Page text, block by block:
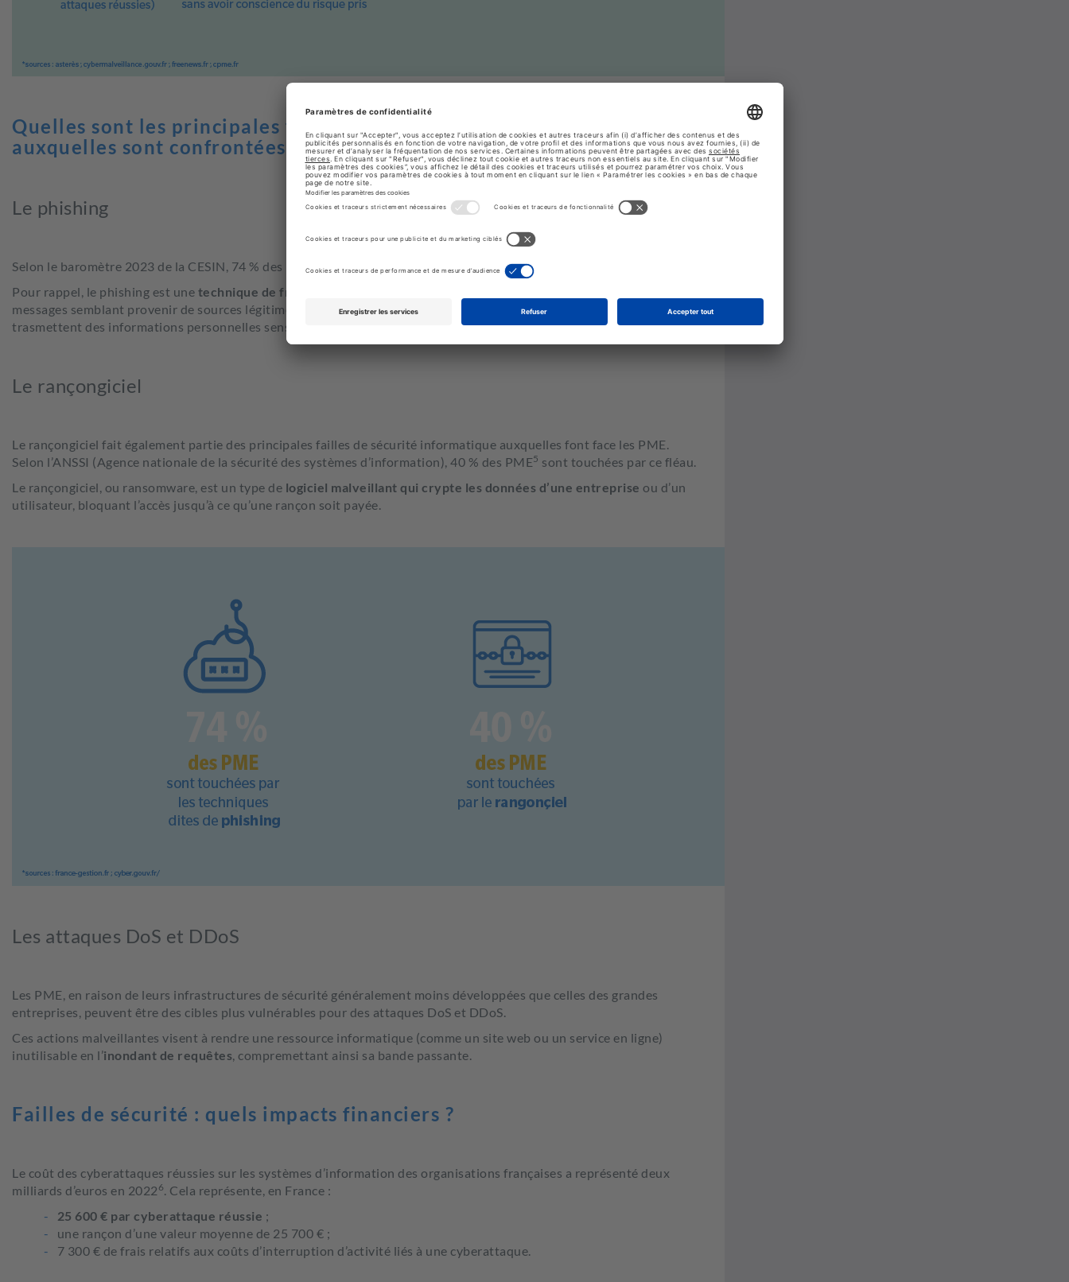
Quelles sont les principales failles de sécurité informatique
auxquelles sont confrontées les PME ?
Le phishing
Selon le baromètre 2023 de la CESIN, 74 % des PME sont touchées par les techniques dites de phishing.
Pour rappel, le phishing est une technique de fraude en ligne.
messages semblant provenir de sources légitimes et/ou fiables dans le but de
tromper les destinataires
pour qu’ils
trasmettent des informations personnelles sensibles.
Le rançongiciel
Le rançongiciel fait également partie des principales failles de sécurité informatique auxquelles font face les PME.
Selon l’ANSSI (Agence nationale de la sécurité des systèmes d’information), 40 % des PME5 sont touchées par ce fléau.
Le rançongiciel, ou ransomware, est un type de logiciel malveillant qui crypte les données d’une entreprise ou d’un
utilisateur, bloquant l’accès jusqu’à ce qu’une rançon soit payée.
Les attaques DoS et DDoS
Les PME, en raison de leurs infrastructures de sécurité généralement moins développées que celles des grandes
entreprises, peuvent être des cibles plus vulnérables pour des attaques DoS et DDoS.
Ces actions malveillantes visent à rendre une ressource informatique (comme un site web ou un service en ligne)
inutilisable en l’inondant de requêtes, compremettant ainsi sa bande passante.
Failles de sécurité : quels impacts financiers ?
Le coût des cyberattaques réussies sur les systèmes d’information des organisations françaises a représenté deux
milliards d’euros en 2022 6. Cela représente, en France :
25 600 € par cyberattaque réussie ;
une rançon d’une valeur moyenne de 25 700 € ;
7 300 € de frais relatifs aux coûts d’interruption d’activité liés à une cyberattaque.